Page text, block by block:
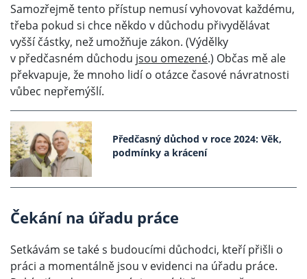
Samozřejmě tento přístup nemusí vyhovovat každému,
třeba pokud si chce někdo v důchodu přivydělávat
vyšší částky, než umožňuje zákon. (Výdělky
v předčasném důchodu jsou omezené.) Občas mě ale
překvapuje, že mnoho lidí o otázce časové návratnosti
vůbec nepřemýšlí.
Předčasný důchod v roce 2024: Věk,
podmínky a krácení
Čekání na úřadu práce
Setkávám se také s budoucími důchodci, kteří přišli o
práci a momentálně jsou v evidenci na úřadu práce.